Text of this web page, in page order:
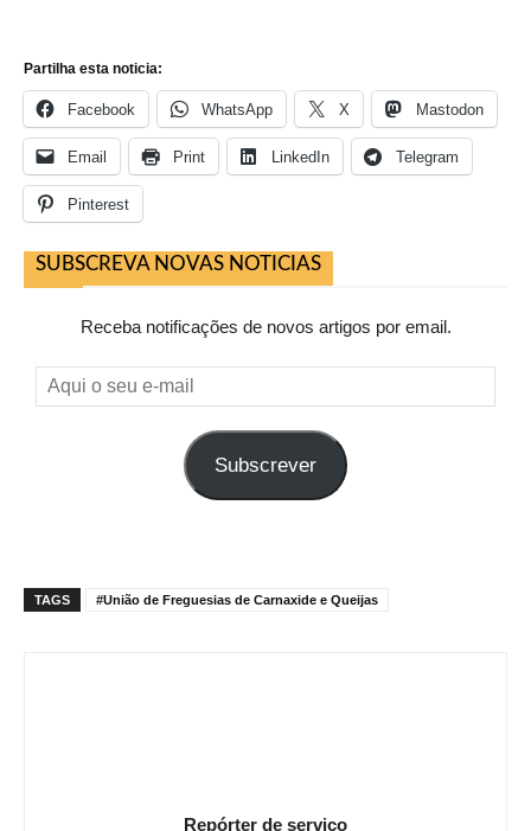
Partilha esta noticia:
Facebook WhatsApp X Mastodon
Email Print LinkedIn Telegram
Pinterest
SUBSCREVA NOVAS NOTICIAS
Receba notificações de novos artigos por email.
Aqui
o
Subscrever
TAGS #União de Freguesias de Carnaxide e Queijas
Repórter de serviço